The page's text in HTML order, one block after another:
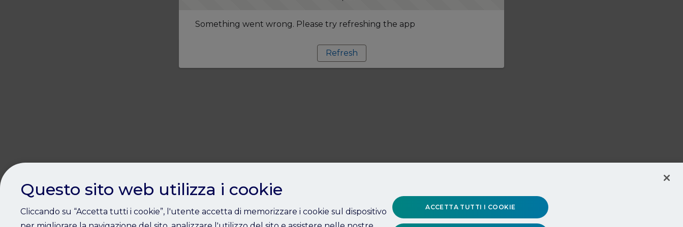
Something went wrong. Please try refreshing the app
Refresh
Questo sito web utilizza i cookie
Cliccando su “Accetta tutti i cookie”, l'utente accetta di memorizzare i cookie sul dispositivo
ACCETTA TUTTI I COOKIE